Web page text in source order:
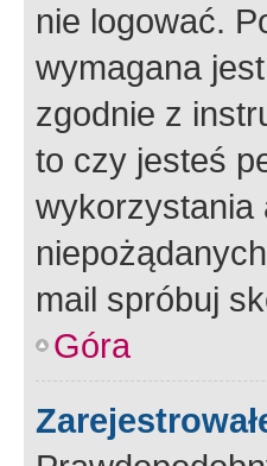
nie logować.
wymagana
zgodnie z
to czy jesteś
wykorzystania
mail spróbuj
Góra